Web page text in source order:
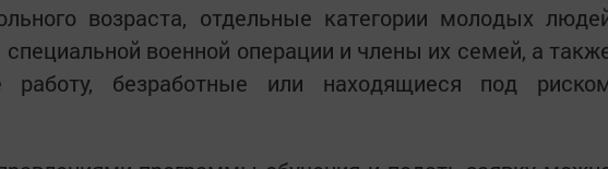
возраста, отдельные категории молодых
военной операции и члены их семей, а
работу, безработные или находящиеся под